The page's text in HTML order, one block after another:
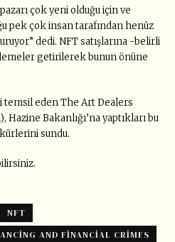
çok yeni olduğu için ve
pek çok insan tarafından henüz
dedi. NFT satışlarına -belirli
getirilerek bunun önüne
temsil eden The Art Dealers
Bakanlığı’na yaptıkları bu
sundu.
NFT
AND FINANCIAL CRIMES